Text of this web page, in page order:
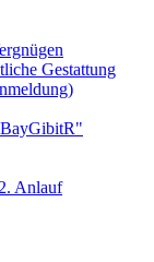
Gestattung
Anlauf